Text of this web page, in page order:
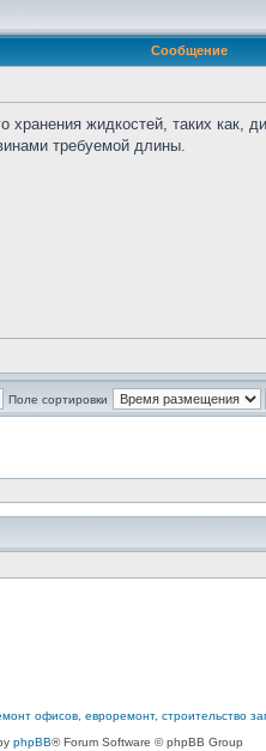
Сообщение
хранения жидкостей, таких как,
требуемой длины.
Поле сортировки
офисов, евроремонт, строительство
phpBB® Forum Software © phpBB Group